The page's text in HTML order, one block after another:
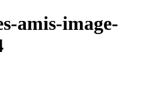
amis-image-